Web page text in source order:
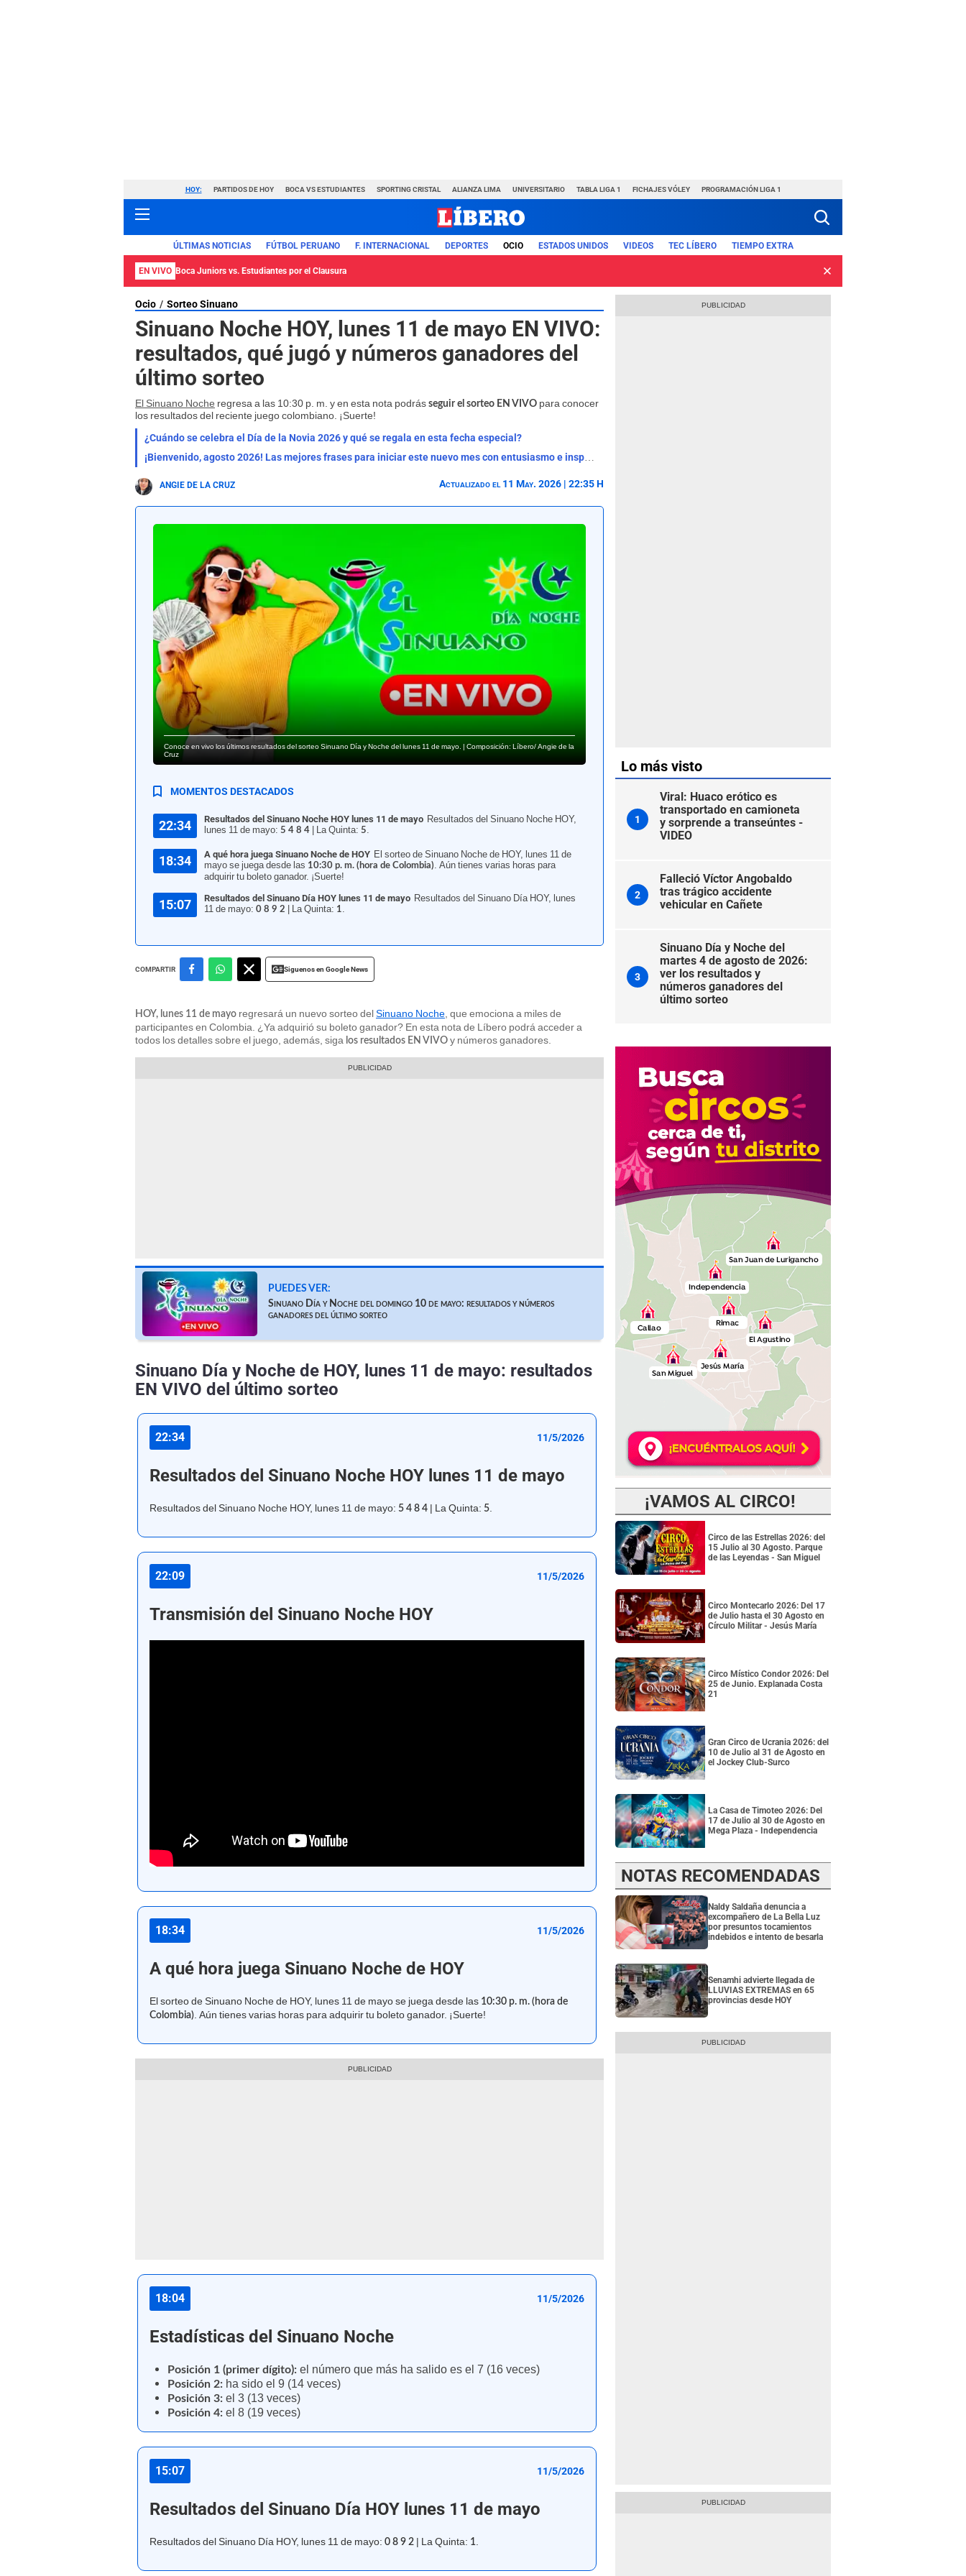
HOY: PARTIDOS DE HOY BOCA VS ESTUDIANTES SPORTING CRISTAL ALIANZA LIMA UNIVERSITARIO TABLA LIGA 1 FICHAJES VÓLEY PROGRAMACIÓN LIGA 1
ÚLTIMAS NOTICIAS FÚTBOL PERUANO F. INTERNACIONAL DEPORTES OCIO ESTADOS UNIDOS VIDEOS TEC LÍBERO TIEMPO EXTRA
EN VIVO Boca Juniors vs. Estudiantes por el Clausura
Ocio Sorteo Sinuano
Sinuano Noche HOY, lunes 11 de mayo EN VIVO:
resultados, qué jugó y números ganadores del
último sorteo
El Sinuano Noche regresa a las 10:30 p. m. y en esta nota podrás seguir el sorteo EN VIVO para conocer
los resultados del reciente juego colombiano. ¡Suerte!
¿Cuándo se celebra el Día de la Novia 2026 y qué se regala en esta fecha especial?
¡Bienvenido, agosto 2026! Las mejores frases para iniciar este nuevo mes con entusiasmo e inspiración
ANGIE DE LA CRUZ Actualizado el 11 May. 2026 | 22:35 H
Conoce en vivo los últimos resultados del sorteo Sinuano Día y Noche del lunes 11 de mayo. | Composición: Líbero/ Angie de la
Cruz
MOMENTOS DESTACADOS
22:34 Resultados del Sinuano Noche HOY lunes 11 de mayo Resultados del Sinuano Noche HOY,
lunes 11 de mayo: 5 4 8 4 | La Quinta: 5.
18:34 A qué hora juega Sinuano Noche de HOY El sorteo de Sinuano Noche de HOY, lunes 11 de
mayo se juega desde las 10:30 p. m. (hora de Colombia). Aún tienes varias horas para
adquirir tu boleto ganador. ¡Suerte!
15:07 Resultados del Sinuano Día HOY lunes 11 de mayo Resultados del Sinuano Día HOY, lunes
11 de mayo: 0 8 9 2 | La Quinta: 1.
COMPARTIR Siguenos en Google News
HOY, lunes 11 de mayo regresará un nuevo sorteo delSinuano Noche, que emociona a miles de
participantes en Colombia. ¿Ya adquirió su boleto ganador? En esta nota de Líbero podrá acceder a
todos los detalles sobre el juego, además, siga los resultados EN VIVO y números ganadores.
PUEDES VER:
Sinuano Día y Noche del domingo 10 de mayo: resultados y números
ganadores del último sorteo
Sinuano Día y Noche de HOY, lunes 11 de mayo: resultados
EN VIVO del último sorteo
22:34 11/5/2026
Resultados del Sinuano Noche HOY lunes 11 de mayo
Resultados del Sinuano Noche HOY, lunes 11 de mayo: 5 4 8 4 | La Quinta: 5.
22:09 11/5/2026
Transmisión del Sinuano Noche HOY
18:34 11/5/2026
A qué hora juega Sinuano Noche de HOY
El sorteo de Sinuano Noche de HOY, lunes 11 de mayo se juega desde las 10:30 p. m. (hora de
Colombia). Aún tienes varias horas para adquirir tu boleto ganador. ¡Suerte!
18:04 11/5/2026
Estadísticas del Sinuano Noche
Posición 1 (primer dígito): el número que más ha salido es el 7 (16 veces)
Posición 2: ha sido el 9 (14 veces)
Posición 3: el 3 (13 veces)
Posición 4: el 8 (19 veces)
15:07 11/5/2026
Resultados del Sinuano Día HOY lunes 11 de mayo
Resultados del Sinuano Día HOY, lunes 11 de mayo: 0 8 9 2 | La Quinta: 1.
Lo más visto
1
Viral: Huaco erótico es
transportado en camioneta
y sorprende a transeúntes -
VIDEO
2
Falleció Víctor Angobaldo
tras trágico accidente
vehicular en Cañete
3
Sinuano Día y Noche del
martes 4 de agosto de 2026:
ver los resultados y
números ganadores del
último sorteo
¡VAMOS AL CIRCO!
Circo de las Estrellas 2026: del
15 Julio al 30 Agosto. Parque
de las Leyendas - San Miguel
Circo Montecarlo 2026: Del 17
de Julio hasta el 30 Agosto en
Círculo Militar - Jesús María
Circo Místico Condor 2026: Del
25 de Junio. Explanada Costa
21
Gran Circo de Ucrania 2026: del
10 de Julio al 31 de Agosto en
el Jockey Club-Surco
La Casa de Timoteo 2026: Del
17 de Julio al 30 de Agosto en
Mega Plaza - Independencia
NOTAS RECOMENDADAS
Naldy Saldaña denuncia a
excompañero de La Bella Luz
por presuntos tocamientos
indebidos e intento de besarla
Senamhi advierte llegada de
LLUVIAS EXTREMAS en 65
provincias desde HOY